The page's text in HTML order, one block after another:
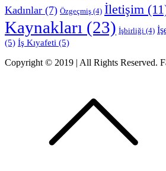
Kadınlar (7) Özgeçmiş (4) İletişim
Kaynakları (23) İşbirliği (4)
(5) İş Kıyafeti (5)
Copyright © 2019 | All Rights Reserved.